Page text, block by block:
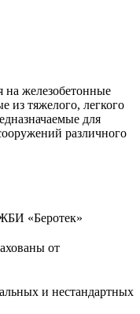
на железобетонные
из тяжелого, легкого
для
различного
«Беротек»
от
и нестандартных